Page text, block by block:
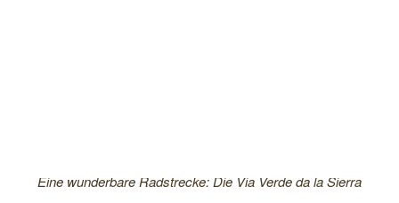
Eine wunderbare Radstrecke: Die Via Verde da la Sierra